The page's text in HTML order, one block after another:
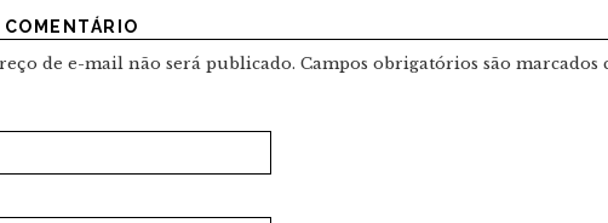
COMENTÁRIO
de e-mail não será publicado. Campos obrigatórios são marcados